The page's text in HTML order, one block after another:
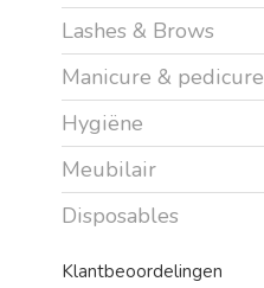
Lashes & Brows
Manicure & pedicure
Hygiëne
Meubilair
Disposables
Klantbeoordelingen